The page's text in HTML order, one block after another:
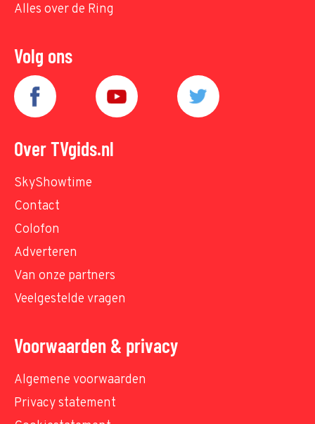
Alles over de Ring
Volg ons
Over TVgids.nl
SkyShowtime
Contact
Colofon
Adverteren
Van onze partners
Veelgestelde vragen
Voorwaarden & privacy
Algemene voorwaarden
Privacy statement